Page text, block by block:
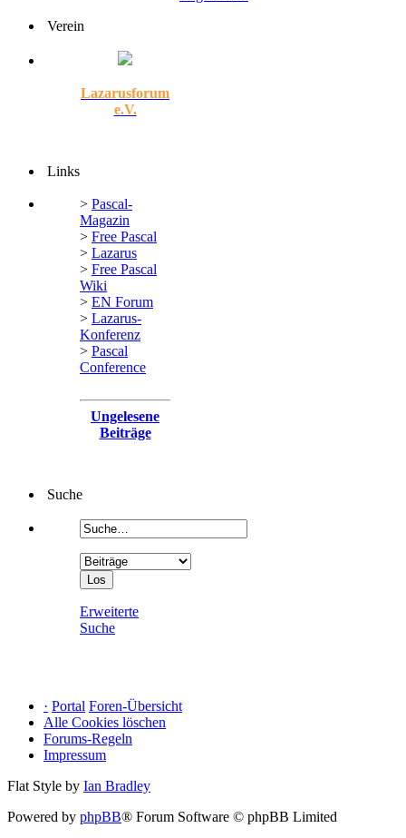
Verein
Lazarusforum
e.V.
Links
> Pascal-
Magazin
> Free Pascal
> Lazarus
> Free Pascal
Wiki
> EN Forum
> Lazarus-
Konferenz
> Pascal
Conference
Ungelesene
Beiträge
Suche
Erweiterte
Suche
· Portal Foren-Übersicht
Alle Cookies löschen
Forums-Regeln
Impressum
Flat Style by Ian Bradley
Powered by phpBB® Forum Software © phpBB Limited